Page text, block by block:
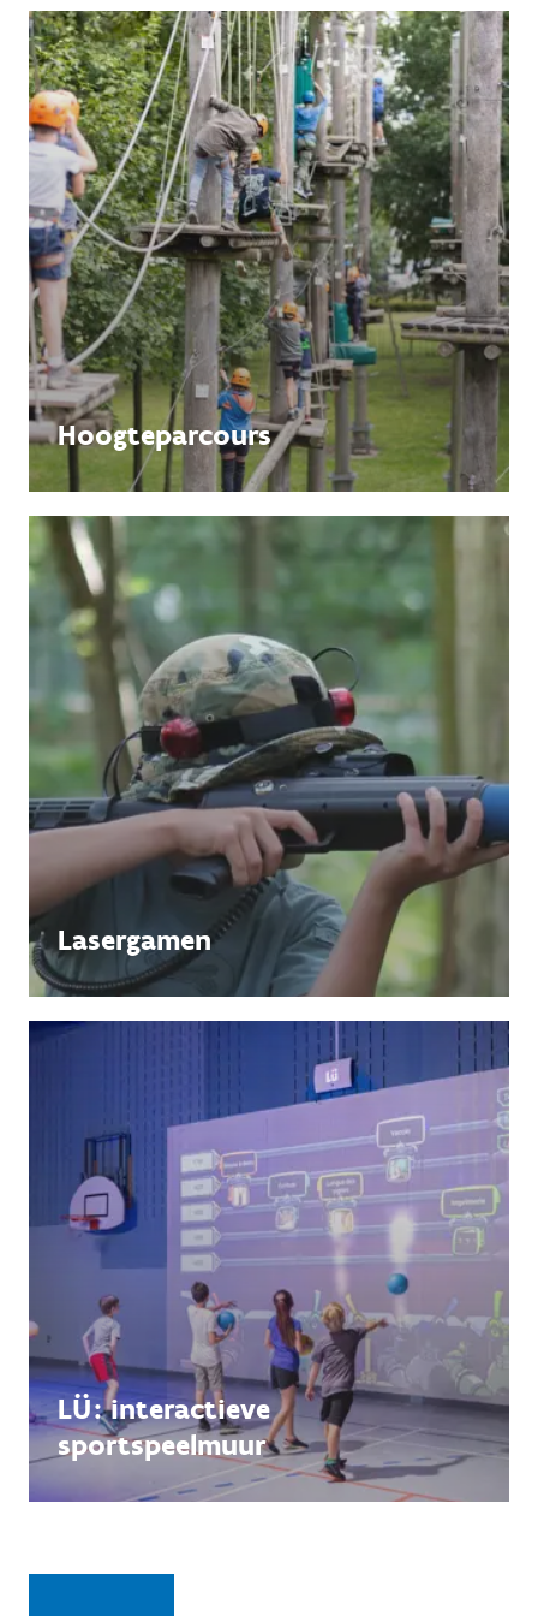
Hoogteparcours
Lasergamen
LÜ: interactieve
sportspeelmuur